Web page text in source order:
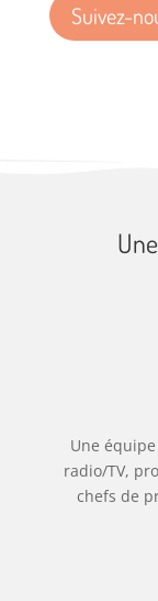
Suivez-
Une
radio/TV,
chefs de